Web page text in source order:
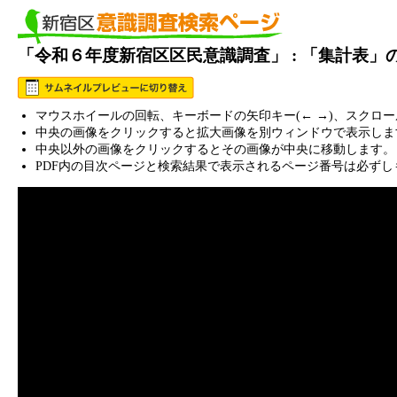
「令和６年度新宿区区民意識調査」 : 「集計表」
マウスホイールの回転、キーボードの矢印キー(← →)、スクロ
中央の画像をクリックすると拡大画像を別ウィンドウで表示し
中央以外の画像をクリックするとその画像が中央に移動します。
PDF内の目次ページと検索結果で表示されるページ番号は必ず